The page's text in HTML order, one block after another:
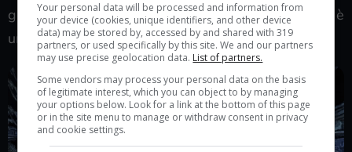
gotico-dark che nel quarto capitolo della serie si è
un po’ persa.
Your personal data will be processed and information from
your device (cookies, unique identifiers, and other device
data) may be stored by, accessed by and shared with 319
partners, or used specifically by this site. We and our partners
may use precise geolocation data. List of partners.
Some vendors may process your personal data on the basis
of legitimate interest, which you can object to by managing
your options below. Look for a link at the bottom of this page
or in the site menu to manage or withdraw consent in privacy
and cookie settings.